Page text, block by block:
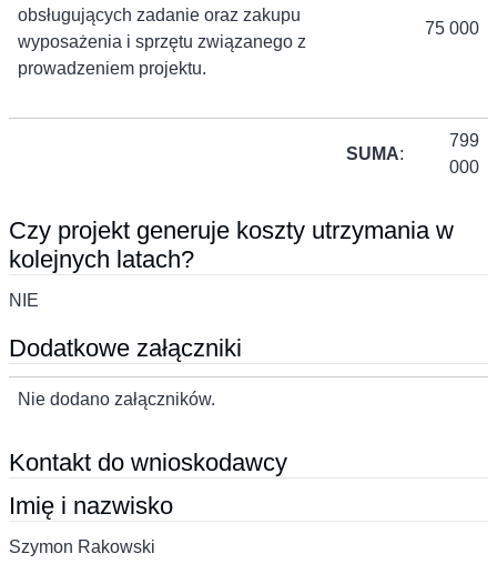
obsługujących zadanie oraz zakupu
wyposażenia i sprzętu związanego z
prowadzeniem projektu.
75 000
SUMA:
799
000
Czy projekt generuje koszty utrzymania w
kolejnych latach?
NIE
Dodatkowe załączniki
Nie dodano załączników.
Kontakt do wnioskodawcy
Imię i nazwisko
Szymon Rakowski